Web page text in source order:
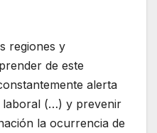
regiones y
de este
alerta
laboral (…) y prevenir
la ocurrencia de